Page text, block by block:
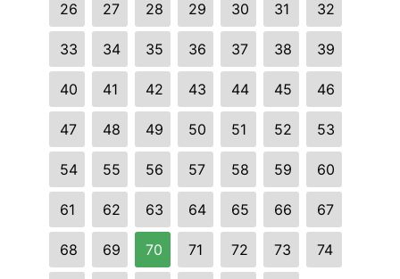
26 27 28 29 30 31 32
33 34 35 36 37 38 39
40 41 42 43 44 45 46
47 48 49 50 51 52 53
54 55 56 57 58 59 60
61 62 63 64 65 66 67
68 69 70 71 72 73 74